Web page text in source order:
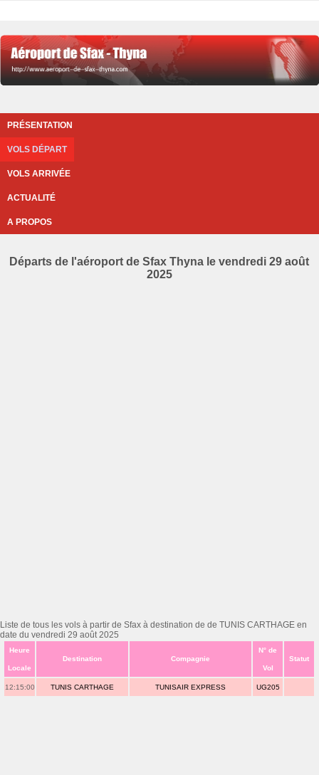
PRÉSENTATION
VOLS DÉPART
VOLS ARRIVÉE
ACTUALITÉ
A PROPOS
Départs de l'aéroport de Sfax Thyna le vendredi 29 août
2025
Liste de tous les vols à partir de Sfax à destination de de TUNIS CARTHAGE en
date du vendredi 29 août 2025
Heure
Locale
Destination Compagnie
N° de
Vol
Statut
12:15:00 TUNIS CARTHAGE TUNISAIR EXPRESS UG205